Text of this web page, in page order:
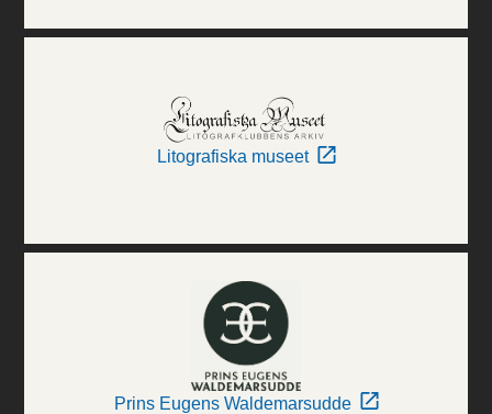
Litografiska museet
Prins Eugens Waldemarsudde